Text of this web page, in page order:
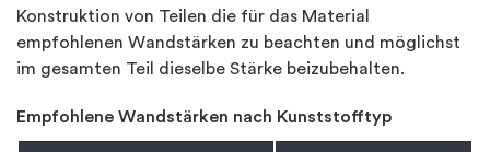
Konstruktion von Teilen die für das Material
empfohlenen Wandstärken zu beachten und möglichst
im gesamten Teil dieselbe Stärke beizubehalten.
Empfohlene Wandstärken nach Kunststofftyp